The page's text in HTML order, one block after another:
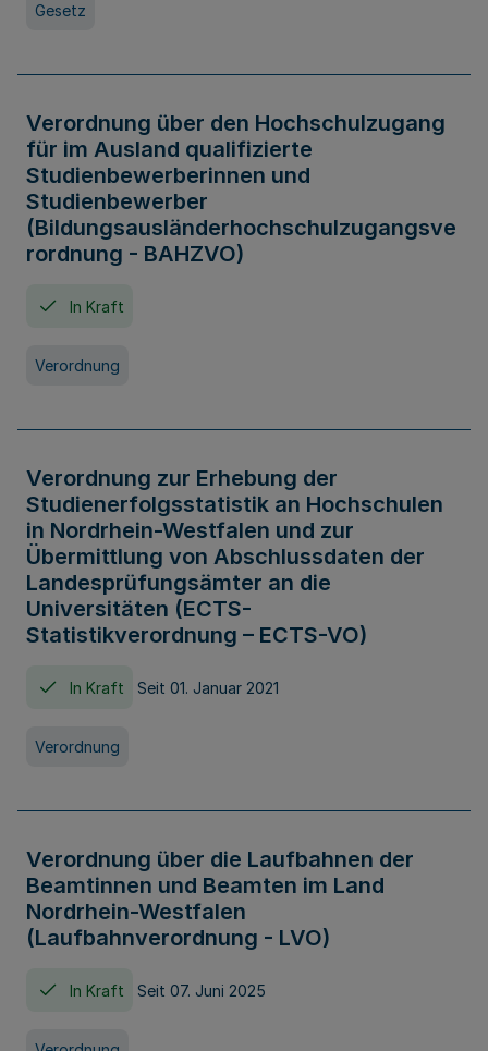
Gesetz
Verordnung über den Hochschulzugang
für im Ausland qualifizierte
Studienbewerberinnen und
Studienbewerber
(Bildungsausländerhochschulzugangsve
rordnung - BAHZVO)
In Kraft
Verordnung
Verordnung zur Erhebung der
Studienerfolgsstatistik an Hochschulen
in Nordrhein-Westfalen und zur
Übermittlung von Abschlussdaten der
Landesprüfungsämter an die
Universitäten (ECTS-
Statistikverordnung – ECTS-VO)
In Kraft Seit 01. Januar 2021
Verordnung
Verordnung über die Laufbahnen der
Beamtinnen und Beamten im Land
Nordrhein-Westfalen
(Laufbahnverordnung - LVO)
In Kraft Seit 07. Juni 2025